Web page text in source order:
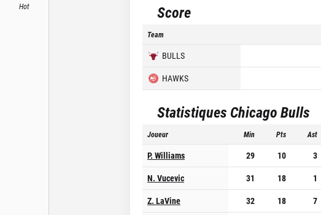
Hot Score
Team
BULLS
HAWKS
Statistiques Chicago Bulls
Joueur Min Pts Ast
P. Williams 29 10 3
N. Vucevic
31 18 1
Z. LaVine
32 18 7